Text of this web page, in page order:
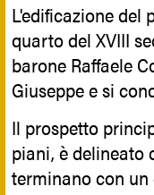
Anche sulla
Stella venne
dai signori di
Patronato, per il
direttamente al
parroci, come
la sua
L'edificazione del
quarto del XVIII
barone Raffaele
Giuseppe e si
Il prospetto
piani, è delineato
terminano con